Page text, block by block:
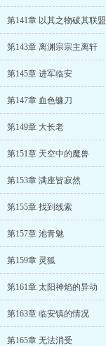
第141章 以其之物破其联盟
第143章 离渊宗宗主离轩
第145章 进军临安
第147章 血色镰刀
第149章 大长老
第151章 天空中的魔兽
第153章 满座皆寂然
第155章 找到线索
第157章 池青魅
第159章 灵狐
第161章 太阳神焰的异动
第163章 临安镇的情况
第165章 无法消受